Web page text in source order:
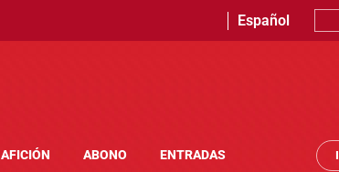
Español
AFICIÓN ABONO ENTRADAS